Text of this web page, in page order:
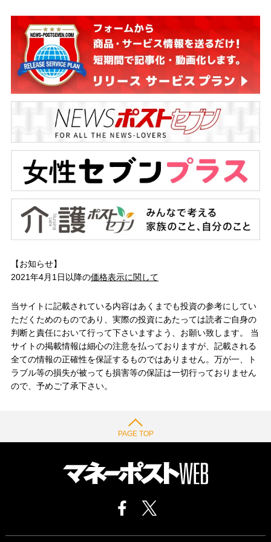
【お知らせ】
2021年4月1日以降の価格表示に関して
当サイトに記載されている内容はあくまでも投資の参考にしてい
ただくためのものであり、実際の投資にあたっては読者ご自身の
判断と責任において行って下さいますよう、お願い致します。 当
サイトの掲載情報は細心の注意を払っておりますが、記載される
全ての情報の正確性を保証するものではありません。万が一、ト
ラブル等の損失が被っても損害等の保証は一切行っておりません
ので、予めご了承下さい。
PAGE TOP